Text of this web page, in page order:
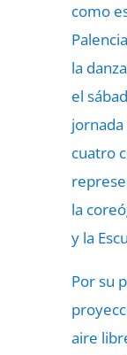
como
la
el
cuatro
la
y la
Por su
aire